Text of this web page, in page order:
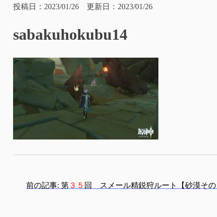
投稿日：2023/01/26 更新日：2023/01/26
sabakuhokubu14
投前の記事: 第３５ 回 スメール精鋭狩ルート【砂漠その